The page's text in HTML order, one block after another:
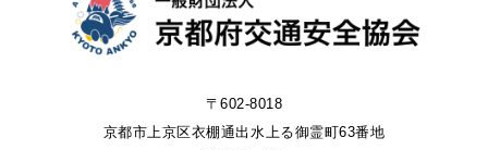
〒602-8018
京都市上京区衣棚通出水上る御霊町63番地